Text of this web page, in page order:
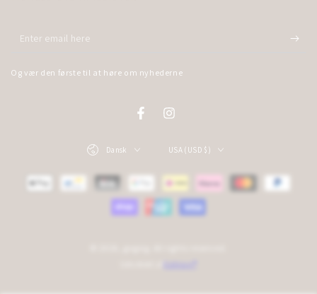
Enter
here
Og vær den første til at høre om nyhederne
FacebookInstagram
Language
Dansk USA (USD $)
Payment